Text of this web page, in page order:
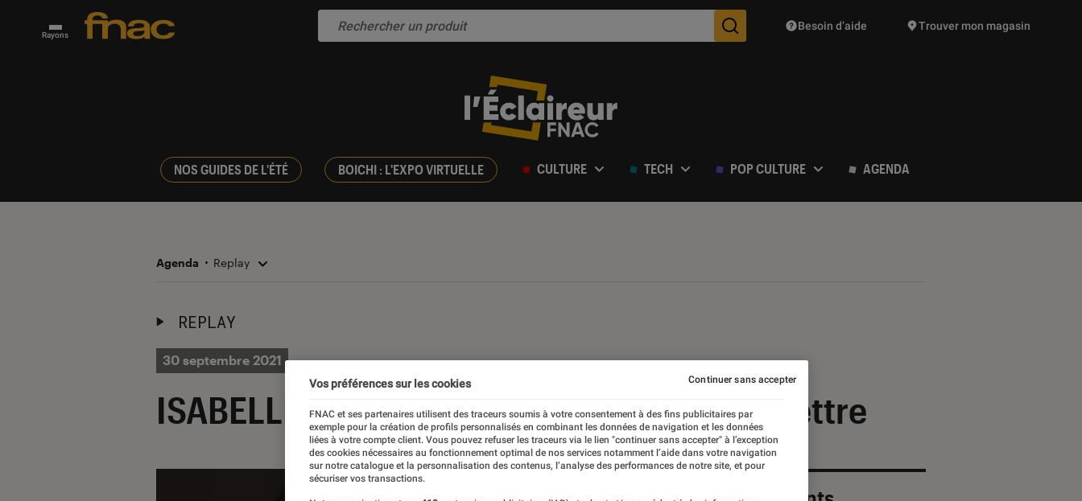
Rayons Des suggestions de produits vont vous être proposées
Besoin d’aide Trouver mon magasin
NOS GUIDES DE L'ÉTÉ BOICHI : L'EXPO VIRTUELLE CULTURE TECH POP CULTURE AGENDA
Agenda Replay
REPLAY
30 septembre 2021
ISABELLE CARRÉ – A la scène comme à la lettre
Vos préférences sur les cookies
FNAC et ses partenaires utilisent des traceurs soumis à votre consentement à des fins publicitaires par
exemple pour la création de profils personnalisés en combinant les données de navigation et les données
liées à votre compte client. Vous pouvez refuser les traceurs via le lien "continuer sans accepter" à l’exception
des cookies nécessaires au fonctionnement optimal de nos services notamment l’aide dans votre navigation
sur notre catalogue et la personnalisation des contenus, l’analyse des performances de notre site, et pour
sécuriser vos transactions.
Continuer sans accepter